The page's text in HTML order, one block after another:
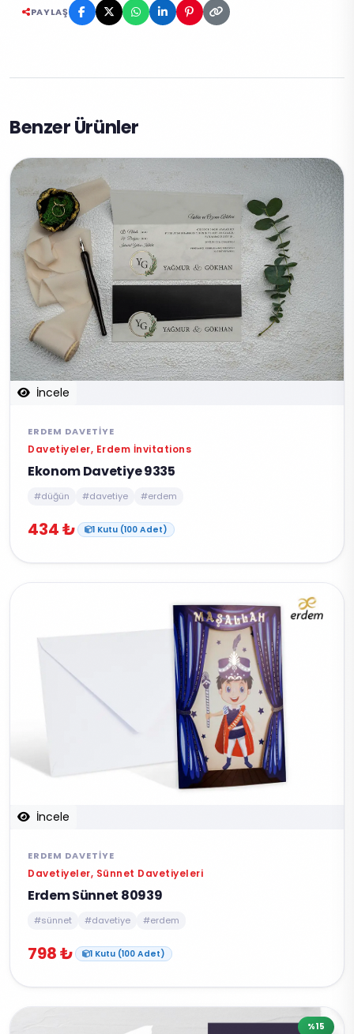
PAYLAŞ
Benzer Ürünler
İncele
ERDEM DAVETIYE
Davetiyeler, Erdem İnvitations
Ekonom Davetiye 9335
#düğün #davetiye #erdem
434 ₺ 1 Kutu (100 Adet)
İncele
ERDEM DAVETIYE
Davetiyeler, Sünnet Davetiyeleri
Erdem Sünnet 80939
#sünnet #davetiye #erdem
798 ₺ 1 Kutu (100 Adet)
%15